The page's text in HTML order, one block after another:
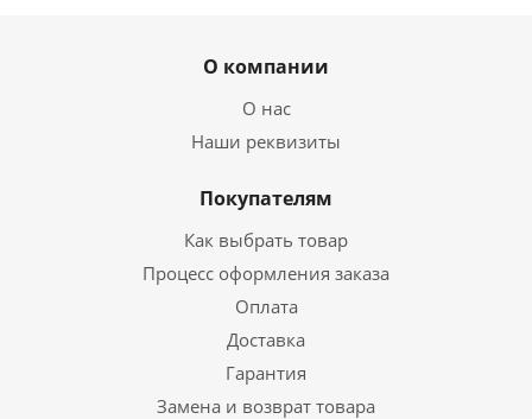
О компании
О нас
Наши реквизиты
Покупателям
Как выбрать товар
Процесс оформления заказа
Оплата
Доставка
Гарантия
Замена и возврат товара